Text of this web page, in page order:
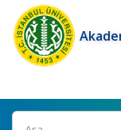
Ara